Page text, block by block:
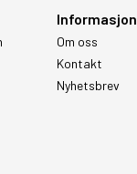
Informasjon
Om oss
Kontakt
Nyhetsbrev